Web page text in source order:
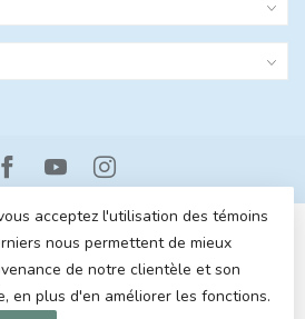
- Powered byLightspeed- Theme by
acceptez l'utilisation des témoins
nous permettent de mieux
de notre clientèle et son
en plus d'en améliorer les fonctions.